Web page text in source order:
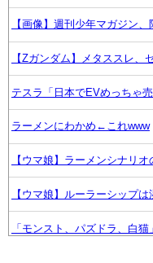
【画像】週刊少年マガジン、
【Zガンダム】メタススレ、
テスラ「日本でEVめっちゃ
ラーメンにわかめ←これwww
【ウマ娘】ラーメンシナリ
【ウマ娘】ルーラーシップ
「モンスト、パズドラ、白